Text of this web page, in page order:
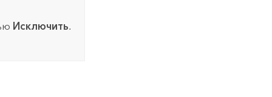
Исключить.